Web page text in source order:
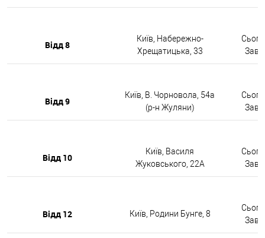
Відд 8
Київ, Набережно-
Хрещатицька, 33
Відд 9
Київ, В. Чорновола, 54а
(р-н Жуляни)
Відд 10
Київ, Василя
Жуковського, 22А
Відд 12 Київ, Родини Бунге, 8